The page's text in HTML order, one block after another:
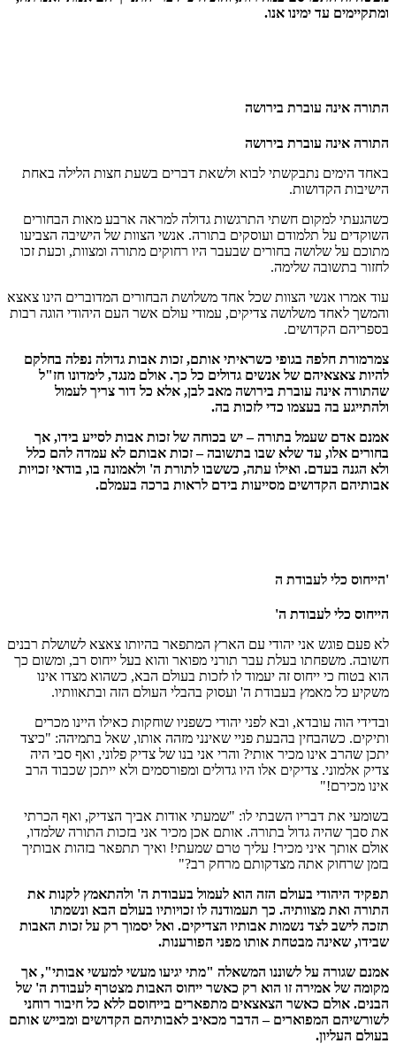
ומתקיימים עד ימינו אנו.
התורה אינה עוברת בירושה
התורה אינה עוברת בירושה
באחד הימים נתבקשתי לבוא ולשאת דברים בשעת חצות הלילה באחת
הישיבות הקדושות.
כשהגעתי למקום חשתי התרגשות גדולה למראה ארבע מאות הבחורים
השוקדים על תלמודם ועוסקים בתורה. אנשי הצוות של הישיבה הצביעו
מתוכם על שלושה בחורים שבעבר היו רחוקים מתורה ומצוות, וכעת זכו
לחזור בתשובה שלימה.
עוד אמרו אנשי הצוות שכל אחד משלושת הבחורים המדוברים הינו צאצא
והמשך לאחד משלושה צדיקים, עמודי עולם אשר העם היהודי הוגה רבות
בספריהם הקדושים.
צמרמורת חלפה בגופי כשראיתי אותם, זכות אבות גדולה נפלה בחלקם
להיות צאצאיהם של אנשים גדולים כל כך. אולם מנגד, לימדונו חז"ל
שהתורה אינה עוברת בירושה מאב לבן, אלא כל דור צריך לעמול
ולהתייגע בה בעצמו כדי לזכות בה.
אמנם אדם שעמל בתורה – יש בכוחה של זכות אבות לסייע בידו, אך
בחורים אלו, עד שלא שבו בתשובה – זכות אבותם לא עמדה להם כלל
ולא הגנה בעדם. ואילו עתה, כששבו לתורת ה' ולאמונה בו, בודאי זכויות
אבותיהם הקדושים מסייעות בידם לראות ברכה בעמלם.
'הייחוס כלי לעבודת ה
הייחוס כלי לעבודת ה'
לא פעם פוגש אני יהודי עם הארץ המתפאר בהיותו צאצא לשושלת רבנים
חשובה. משפחתו בעלת עבר תורני מפואר והוא בעל ייחוס רב, ומשום כך
הוא בטוח כי ייחוס זה יעמוד לו לזכות בעולם הבא, כשהוא מצדו אינו
משקיע כל מאמץ בעבודת ה' ועסוק בהבלי העולם הזה ובתאוותיו.
ובדידי הוה עובדא, ובא לפני יהודי כשפניו שוחקות כאילו היינו מכרים
ותיקים. כשהבחין בהבעת פניי שאינני מזהה אותו, שאל בתמיהה: "כיצד
יתכן שהרב אינו מכיר אותי? והרי אני בנו של צדיק פלוני, ואף סבי היה
צדיק אלמוני. צדיקים אלו היו גדולים ומפורסמים ולא ייתכן שכבוד הרב
אינו מכירם!"
בשומעי את דבריו השבתי לו: "שמעתי אודות אביך הצדיק, ואף הכרתי
את סבך שהיה גדול בתורה. אותם אכן מכיר אני בזכות התורה שלמדו,
אולם אותך איני מכיר! עליך טרם שמעתי! ואיך תתפאר בזהות אבותיך
בזמן שרחוק אתה מצדקותם מרחק רב?"
תפקיד היהודי בעולם הזה הוא לעמול בעבודת ה' ולהתאמץ לקנות את
התורה ואת מצוותיה. כך תעמודנה לו זכויותיו בעולם הבא ונשמתו
תזכה לישב לצד נשמות אבותיו הצדיקים. ואל יסמוך רק על זכות האבות
שבידו, שאינה מבטחת אותו מפני הפורענות.
אמנם שגורה על לשוננו המשאלה "מתי יגיעו מעשי למעשי אבותי", אך
מקומה של אמירה זו הוא רק כאשר ייחוס האבות מצטרף לעבודת ה' של
הבנים. אולם כאשר הצאצאים מתפארים בייחוסם ללא כל חיבור רוחני
לשורשיהם המפוארים – הדבר מכאיב לאבותיהם הקדושים ומבייש אותם
בעולם העליון.